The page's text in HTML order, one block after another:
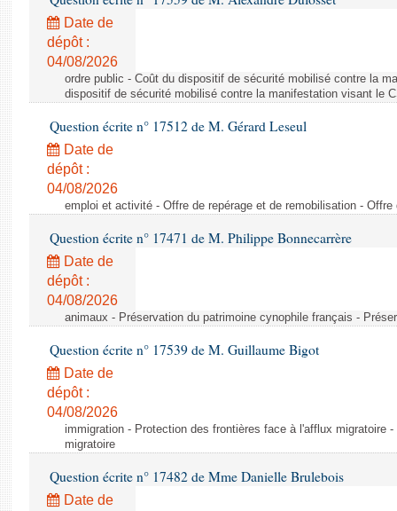
Date de
dépôt :
04/08/2026
ordre public - Coût du dispositif de sécurité mobilisé contre la
dispositif de sécurité mobilisé contre la manifestation visant le
Question écrite n° 17512 de M. Gérard Leseul
Date de
dépôt :
04/08/2026
emploi et activité - Offre de repérage et de remobilisation -
Question écrite n° 17471 de M. Philippe Bonnecarrère
Date de
dépôt :
04/08/2026
animaux - Préservation du patrimoine cynophile français -
Question écrite n° 17539 de M. Guillaume Bigot
Date de
dépôt :
04/08/2026
immigration - Protection des frontières face à l'afflux migratoire
migratoire
Question écrite n° 17482 de Mme Danielle Brulebois
Date de